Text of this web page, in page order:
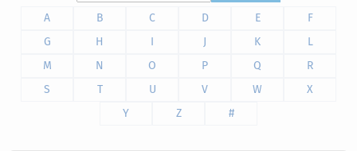
A
B C D E
F
G
H I J K
L
M
N O P Q
R
S
T U V W
X
Y
Z #